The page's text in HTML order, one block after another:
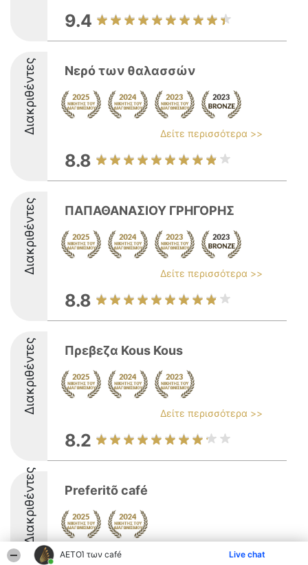
ΑΕΤΟΊ των café Live chat
9.4
Διακριθέντες Νερό των θαλασσών
Δείτε περισσότερα >>
8.8
Διακριθέντες ΠΑΠΑΘΑΝΑΣΙΟΥ ΓΡΗΓΟΡΗΣ
Δείτε περισσότερα >>
8.8
Διακριθέντες Πρεβεζα Kous Kous
Δείτε περισσότερα >>
8.2
Διακριθέντες Preferitõ café
8.4